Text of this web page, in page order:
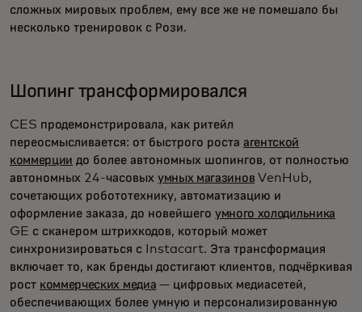
сложных мировых проблем, ему все же не помешало бы
несколько тренировок с Рози.
Шопинг трансформировался
CES продемонстрировала, как ритейл
переосмысливается: от быстрого роста агентской
коммерции до более автономных шопингов, от полностью
автономных 24-часовых умных магазиновVenHub,
сочетающих робототехнику, автоматизацию и
оформление заказа, до новейшего умного холодильника
GE с сканером штрихкодов, который может
синхронизироваться с Instacart. Эта трансформация
включает то, как бренды достигают клиентов, подчёркивая
рост коммерческих медиа — цифровых медиасетей,
обеспечивающих более умную и персонализированную